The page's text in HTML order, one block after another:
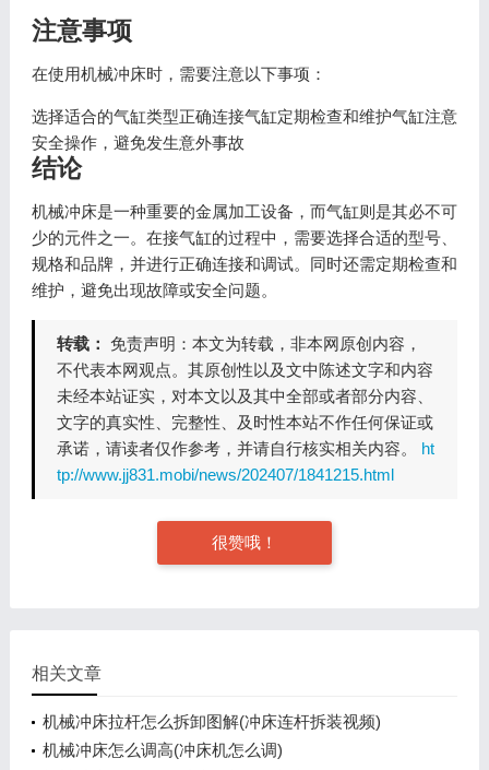
注意事项
在使用机械冲床时，需要注意以下事项：
选择适合的气缸类型正确连接气缸定期检查和维护气缸注意
安全操作，避免发生意外事故
结论
机械冲床是一种重要的金属加工设备，而气缸则是其必不可
少的元件之一。在接气缸的过程中，需要选择合适的型号、
规格和品牌，并进行正确连接和调试。同时还需定期检查和
维护，避免出现故障或安全问题。
转载： 免责声明：本文为转载，非本网原创内容，
不代表本网观点。其原创性以及文中陈述文字和内容
未经本站证实，对本文以及其中全部或者部分内容、
文字的真实性、完整性、及时性本站不作任何保证或
承诺，请读者仅作参考，并请自行核实相关内容。 ht
tp://www.jj831.mobi/news/202407/1841215.html
很赞哦！
相关文章
机械冲床拉杆怎么拆卸图解(冲床连杆拆装视频)
机械冲床怎么调高(冲床机怎么调)